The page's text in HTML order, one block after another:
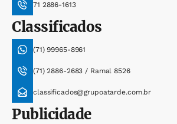
71 2886-1613
Classificados
(71) 99965-8961
(71) 2886-2683 / Ramal 8526
classificados@grupoatarde.com.br
Publicidade